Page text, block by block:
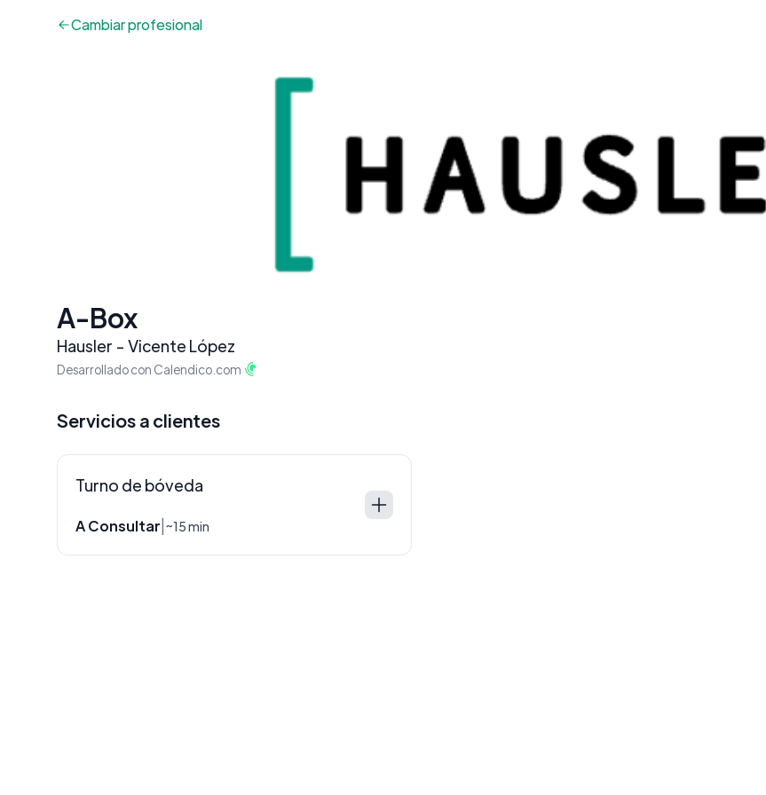
Cambiarprofesional
A-Box
Hausler - Vicente López
Desarrollado con Calendico.com
Servicios a clientes
Turno de bóveda
A Consultar ~15 min